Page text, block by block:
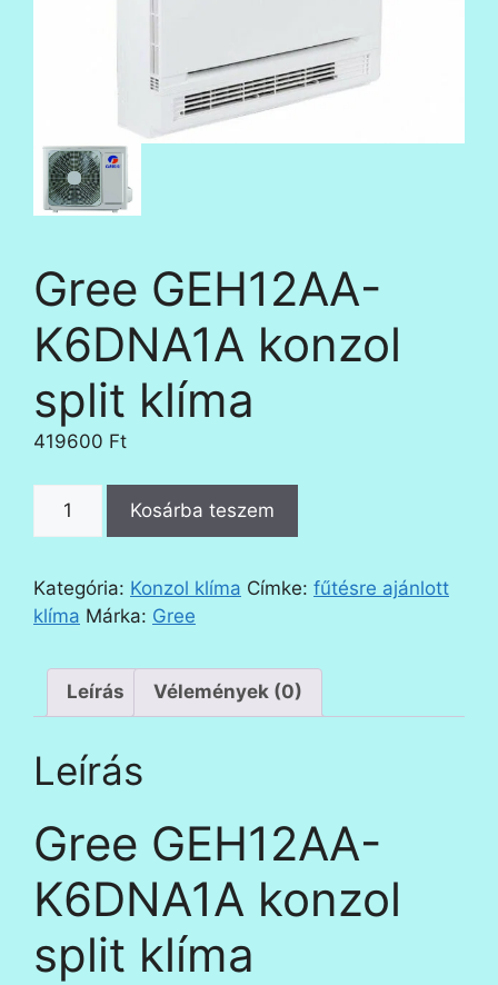
Gree GEH12AA-
K6DNA1A konzol
split klíma
419600 Ft
GEH12AA-
konzol
split
mennyiség
Kosárba teszem
Kategória: Konzol klíma Címke: fűtésre ajánlott
klíma Márka: Gree
Leírás Vélemények (0)
Leírás
Gree GEH12AA-
K6DNA1A konzol
split klíma